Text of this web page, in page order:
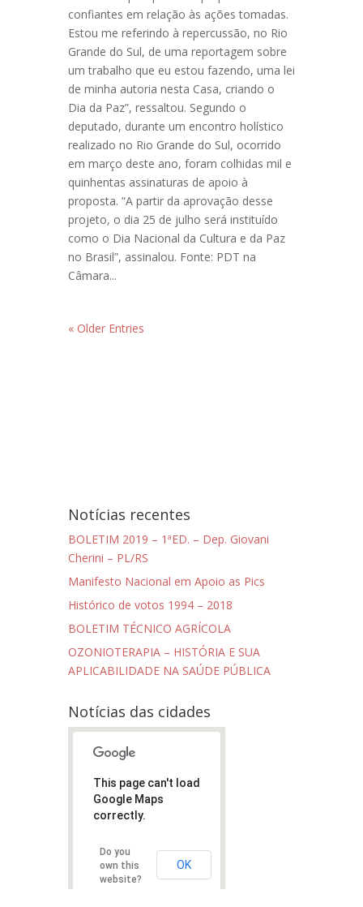
confiantes em relação às ações tomadas.
Estou me referindo à repercussão, no Rio
Grande do Sul, de uma reportagem sobre
um trabalho que eu estou fazendo, uma lei
de minha autoria nesta Casa, criando o
Dia da Paz”, ressaltou. Segundo o
deputado, durante um encontro holístico
realizado no Rio Grande do Sul, ocorrido
em março deste ano, foram colhidas mil e
quinhentas assinaturas de apoio à
proposta. “A partir da aprovação desse
projeto, o dia 25 de julho será instituído
como o Dia Nacional da Cultura e da Paz
no Brasil”, assinalou. Fonte: PDT na
Câmara...
« Older Entries
Notícias recentes
BOLETIM 2019 – 1ªED. – Dep. Giovani
Cherini – PL/RS
Manifesto Nacional em Apoio as Pics
Histórico de votos 1994 – 2018
BOLETIM TÉCNICO AGRÍCOLA
OZONIOTERAPIA – HISTÓRIA E SUA
APLICABILIDADE NA SAÚDE PÚBLICA
Notícias das cidades
This page can't load
Google Maps
correctly.
Do you
own this
website?
OK